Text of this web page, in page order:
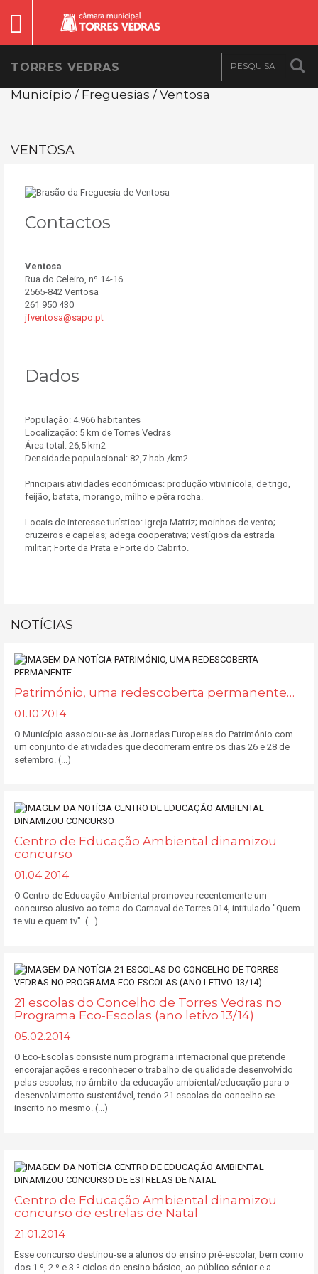
TORRES VEDRAS
Município / Freguesias / Ventosa
VENTOSA
Contactos
Ventosa
Rua do Celeiro, nº 14-16
2565-842 Ventosa
261 950 430
jfventosa@sapo.pt
Dados
População: 4.966 habitantes
Localização: 5 km de Torres Vedras
Área total: 26,5 km2
Densidade populacional: 82,7 hab./km2
Principais atividades económicas: produção vitivinícola, de trigo,
feijão, batata, morango, milho e pêra rocha.
Locais de interesse turístico: Igreja Matriz; moinhos de vento;
cruzeiros e capelas; adega cooperativa; vestígios da estrada
militar; Forte da Prata e Forte do Cabrito.
NOTÍCIAS
Património, uma redescoberta permanente…
01.10.2014
O Município associou-se às Jornadas Europeias do Património com
um conjunto de atividades que decorreram entre os dias 26 e 28 de
setembro. (...)
Centro de Educação Ambiental dinamizou
concurso
01.04.2014
O Centro de Educação Ambiental promoveu recentemente um
concurso alusivo ao tema do Carnaval de Torres 014, intitulado "Quem
te viu e quem tv". (...)
21 escolas do Concelho de Torres Vedras no
Programa Eco-Escolas (ano letivo 13/14)
05.02.2014
O Eco-Escolas consiste num programa internacional que pretende
encorajar ações e reconhecer o trabalho de qualidade desenvolvido
pelas escolas, no âmbito da educação ambiental/educação para o
desenvolvimento sustentável, tendo 21 escolas do concelho se
inscrito no mesmo. (...)
Centro de Educação Ambiental dinamizou
concurso de estrelas de Natal
21.01.2014
Esse concurso destinou-se a alunos do ensino pré-escolar, bem como
dos 1.º, 2.º e 3.º ciclos do ensino básico, ao público sénior e a